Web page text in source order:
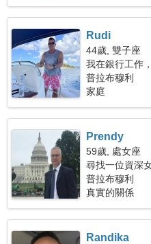
Rudi
44歲, 雙子座
我在銀行工作
普拉布穆利
家庭
Prendy
59歲, 處女座
尋找一位資深
普拉布穆利
真實的關係
Randika